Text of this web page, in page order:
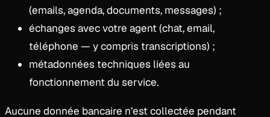
(emails, agenda, documents, messages) ;
échanges avec votre agent (chat, email,
téléphone — y compris transcriptions) ;
métadonnées techniques liées au
fonctionnement du service.
Aucune donnée bancaire n’est collectée pendant